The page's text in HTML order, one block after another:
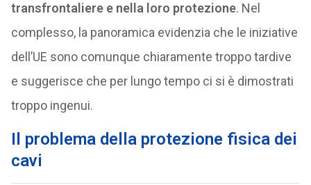
transfrontaliere e nella loro protezione. Nel
complesso, la panoramica evidenzia che le iniziative
dell’UE sono comunque chiaramente troppo tardive
e suggerisce che per lungo tempo ci si è dimostrati
troppo ingenui.
Il problema della protezione fisica dei
cavi